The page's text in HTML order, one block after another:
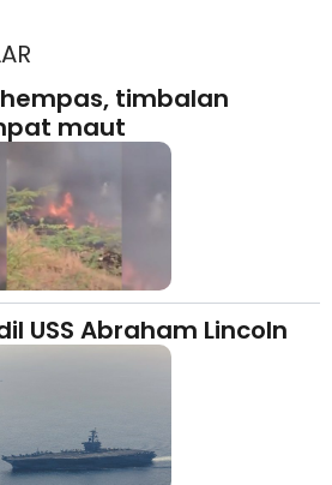
timbalan
maut
USS Abraham Lincoln